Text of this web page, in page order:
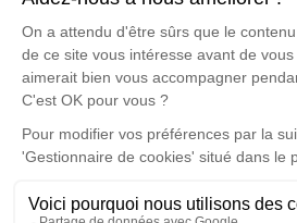
Un service de plantation
disponible ici.
Cérémonie religieuse
mercredi 23 avril 2025 à 14h30